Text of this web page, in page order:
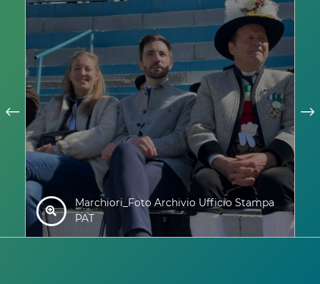
Marchiori_Foto Archivio Ufficio Stampa
PAT